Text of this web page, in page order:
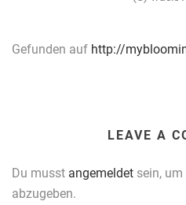
Gefunden auf http://
LEAVE A
Du musst angemeldet sein,
abzugeben.